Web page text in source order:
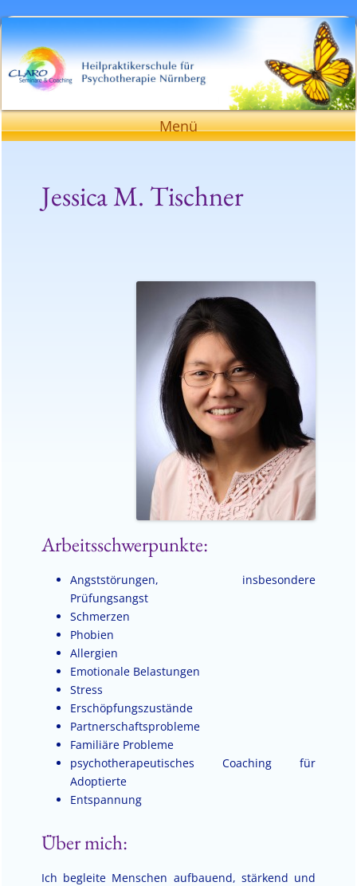
Heilpraktikerschule für Psychotherapie
Nürnberg
Menü Zum
Inhalt
springen
Jessica M. Tischner
Arbeitsschwerpunkte:
Angststörungen, insbesondere
Prüfungsangst
Schmerzen
Phobien
Allergien
Emotionale Belastungen
Stress
Erschöpfungszustände
Partnerschaftsprobleme
Familiäre Probleme
psychotherapeutisches Coaching für
Adoptierte
Entspannung
Über mich:
Ich begleite Menschen aufbauend, stärkend und